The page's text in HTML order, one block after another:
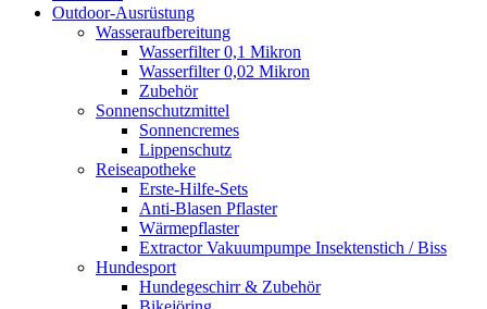
Outdoor-Ausrüstung
Wasseraufbereitung
Wasserfilter 0,1 Mikron
Wasserfilter 0,02 Mikron
Zubehör
Sonnenschutzmittel
Sonnencremes
Lippenschutz
Reiseapotheke
Erste-Hilfe-Sets
Anti-Blasen Pflaster
Wärmepflaster
Extractor Vakuumpumpe Insektenstich / Biss
Hundesport
Hundegeschirr & Zubehör